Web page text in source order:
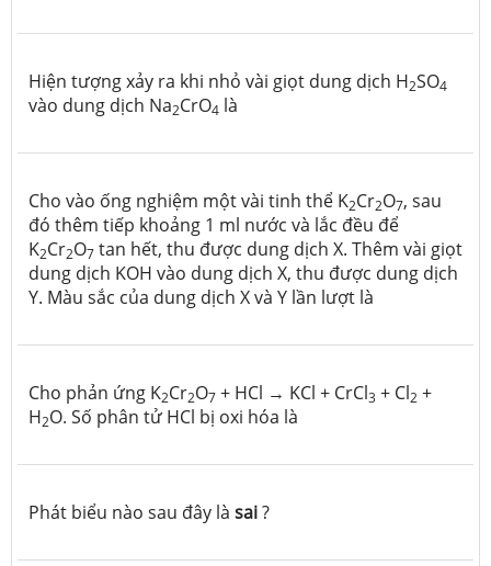
Hiện tượng xảy ra khi nhỏ vài giọt dung dịch H2SO4
vào dung dịch Na2CrO4 là
Cho vào ống nghiệm một vài tinh thể K2Cr2O7, sau
đó thêm tiếp khoảng 1 ml nước và lắc đều để
K2Cr2O7 tan hết, thu được dung dịch X. Thêm vài giọt
dung dịch KOH vào dung dịch X, thu được dung dịch
Y. Màu sắc của dung dịch X và Y lần lượt là
Cho phản ứng K2Cr2O7 + HCl → KCl + CrCl3 + Cl2 +
H2O. Số phân tử HCl bị oxi hóa là
Phát biểu nào sau đây là sai?